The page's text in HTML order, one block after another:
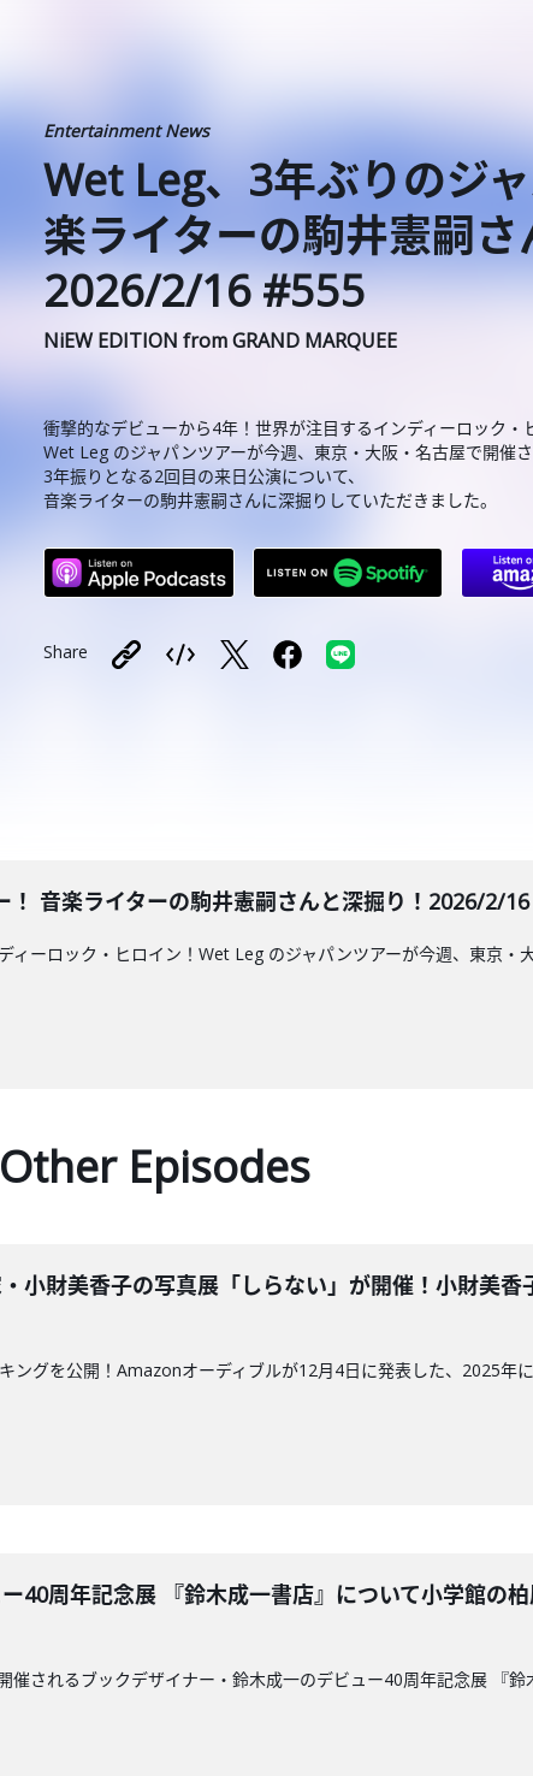
Entertainment News
Wet Leg、3年ぶりのジ
楽ライターの駒井憲嗣さ
2026/2/16 #555
NiEW EDITION from GRAND MARQUEE
衝撃的なデビューから4年！世界が注目するインディーロック・
Wet Leg のジャパンツアーが今週、東京・大阪・名古屋で開催さ
3年振りとなる2回目の来日公演について、
音楽ライターの駒井憲嗣さんに深掘りしていただきました。
Share
音楽ライターの駒井憲嗣さんと深掘り！2026/2/
ィーロック・ヒロイン！Wet Leg のジャパンツアーが今週、東京・
Other Episodes
小財美香子の写真展「しらない」が開催！小財美
グを公開！Amazonオーディブルが12月4日に発表した、2025年
40周年記念展 『鈴木成一書店』について小学館の
催されるブックデザイナー・鈴木成一のデビュー40周年記念展 『